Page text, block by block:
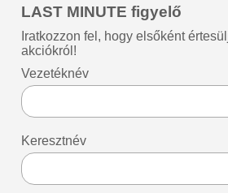
LAST MINUTE figyelő
Iratkozzon fel, hogy elsőként
akciókról!
Vezetéknév
Keresztnév